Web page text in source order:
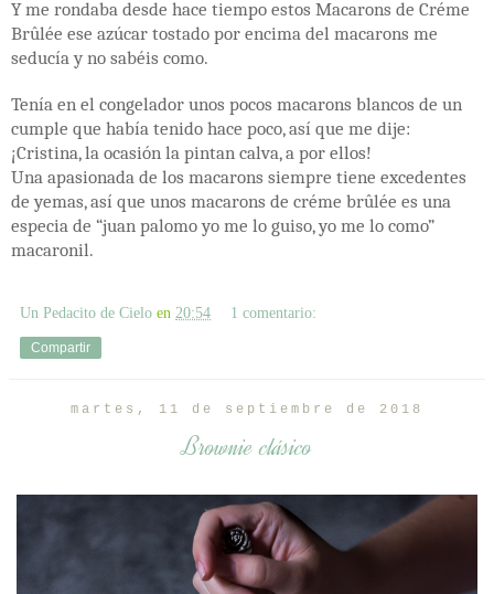
Y me rondaba desde hace tiempo estos Macarons de Créme
Brûlée ese azúcar tostado por encima del macarons me
seducía y no sabéis como.
Tenía en el congelador unos pocos macarons blancos de un
cumple que había tenido hace poco, así que me dije:
¡Cristina, la ocasión la pintan calva, a por ellos!
Una apasionada de los macarons siempre tiene excedentes
de yemas, así que unos macarons de créme brûlée es una
especia de “juan palomo yo me lo guiso, yo me lo como”
macaronil.
Un Pedacito de Cielo en 20:54 1 comentario:
Compartir
martes, 11 de septiembre de 2018
Brownie clásico